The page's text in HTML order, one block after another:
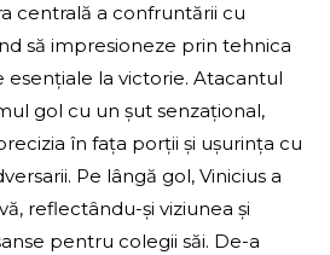
centrală a confruntării cu
să impresioneze prin tehnica
esențiale la victorie. Atacantul
gol cu un șut senzațional,
în fața porții și ușurința cu
Pe lângă gol, Vinicius a
reflectându-și viziunea și
pentru colegii săi. De-a